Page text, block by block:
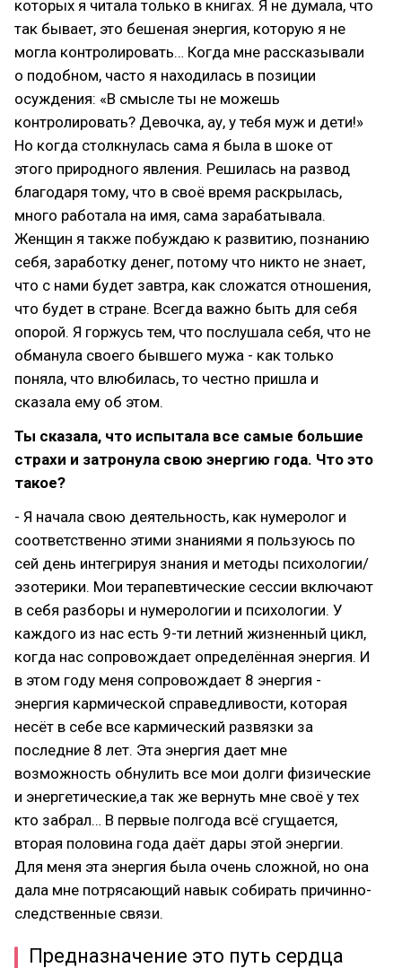
которых я читала только в книгах. Я не думала, что
так бывает, это бешеная энергия, которую я не
могла контролировать… Когда мне рассказывали
о подобном, часто я находилась в позиции
осуждения: «В смысле ты не можешь
контролировать? Девочка, ау, у тебя муж и дети!»
Но когда столкнулась сама я была в шоке от
этого природного явления. Решилась на развод
благодаря тому, что в своё время раскрылась,
много работала на имя, сама зарабатывала.
Женщин я также побуждаю к развитию, познанию
себя, заработку денег, потому что никто не знает,
что с нами будет завтра, как сложатся отношения,
что будет в стране. Всегда важно быть для себя
опорой. Я горжусь тем, что послушала себя, что не
обманула своего бывшего мужа - как только
поняла, что влюбилась, то честно пришла и
сказала ему об этом.
Ты сказала, что испытала все самые большие
страхи и затронула свою энергию года. Что это
такое?
- Я начала свою деятельность, как нумеролог и
соответственно этими знаниями я пользуюсь по
сей день интегрируя знания и методы психологии/
эзотерики. Мои терапевтические сессии включают
в себя разборы и нумерологии и психологии. У
каждого из нас есть 9-ти летний жизненный цикл,
когда нас сопровождает определённая энергия. И
в этом году меня сопровождает 8 энергия -
энергия кармической справедливости, которая
несёт в себе все кармический развязки за
последние 8 лет. Эта энергия дает мне
возможность обнулить все мои долги физические
и энергетические,а так же вернуть мне своё у тех
кто забрал… В первые полгода всё сгущается,
вторая половина года даёт дары этой энергии.
Для меня эта энергия была очень сложной, но она
дала мне потрясающий навык собирать причинно-
следственные связи.
Предназначение это путь сердца